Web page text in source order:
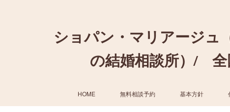
ショパン・マリアージュ
の結婚相談所）/ 全
HOME 無料相談予約 基本方針